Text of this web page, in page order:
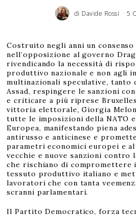
di Davide Rossi 5
Costruito negli anni un consenso
nell’opposizione al governo
rivendicando la necessità di
produttivo nazionale e non agli
multinazionali speculative, tanto
Assad, respingere le sanzioni
e criticare a più riprese
vittoria elettorale, Giorgia
tutte le imposizioni della NATO
Europea, manifestando piena
antirusso e anticinese e
parametri economici europei e
vecchie e nuove sanzioni contro
che rischiano di compromettere
tessuto produttivo italiano e
lavoratori che con tanta
scranni parlamentari.
Il Partito Democratico, forza